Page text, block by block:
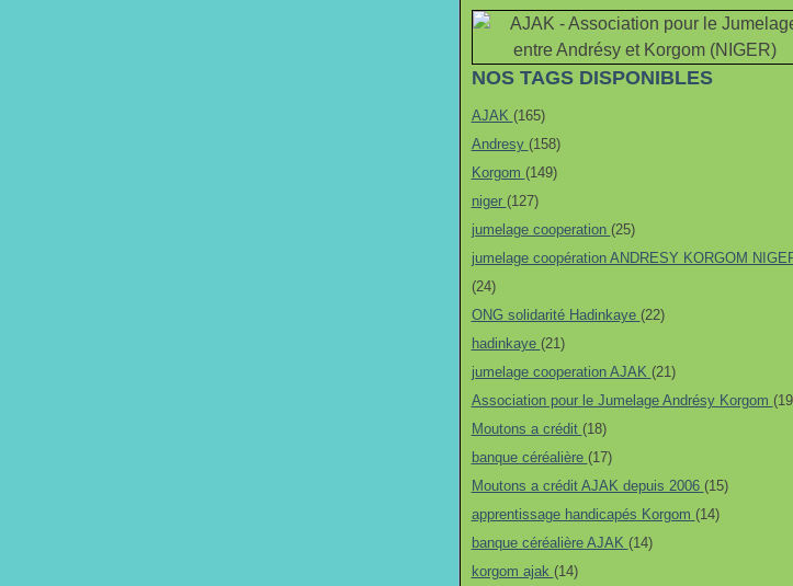
NOS TAGS DISPONIBLES
AJAK (165)
Andresy (158)
Korgom (149)
niger (127)
jumelage cooperation (25)
jumelage coopération ANDRESY KORGOM
(24)
ONG solidarité Hadinkaye (22)
hadinkaye (21)
jumelage cooperation AJAK (21)
Association pour le Jumelage Andrésy Korgom
Moutons a crédit (18)
banque céréalière (17)
Moutons a crédit AJAK depuis 2006 (15)
apprentissage handicapés Korgom (14)
banque céréalière AJAK (14)
korgom ajak (14)